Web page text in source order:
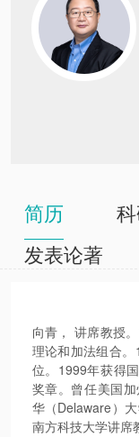
简历
发表论著
向青， 讲席教授
理论和加法组合
位。1999年获得
奖章。曾任美国
华（Delaware）
南方科技大学讲席